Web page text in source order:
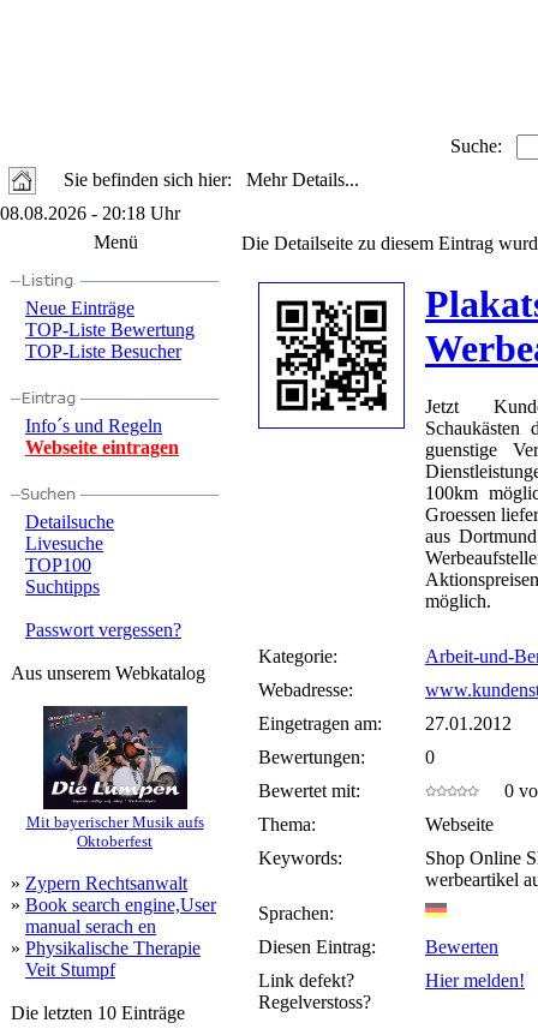
Suche:
Sie befinden sich hier: Mehr Details...
08.08.2026 - 20:18 Uhr
Menü
Neue Einträge
TOP-Liste Bewertung
TOP-Liste Besucher
Info´s und Regeln
Webseite eintragen
Detailsuche
Livesuche
TOP100
Suchtipps
Passwort vergessen?
Aus unserem Webkatalog
Mit bayerischer Musik aufs
Oktoberfest
» Zypern Rechtsanwalt
» Book search engine,User
manual serach en
» Physikalische Therapie
Veit Stumpf
Die letzten 10 Einträge
Die Detailseite zu diesem Eintrag
Jetzt
Schaukästen
guenstige
100km
Groessen
aus
möglich.
Kategorie:
Arbeit-und-
Webadresse:
Eingetragen am:
27.01.2012
Bewertungen:
0
Bewertet mit:
0
Thema:
Webseite
Keywords:
Shop Online
werbeartikel
Sprachen:
Diesen Eintrag:
Bewerten
Link defekt?
Regelverstoss?
Hier melden!